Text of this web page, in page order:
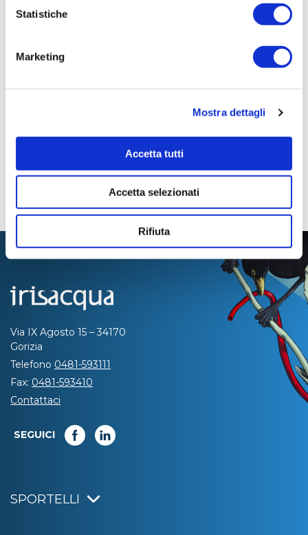
Statistiche
Marketing
Mostra dettagli
Accetta tutti
Accetta selezionati
Rifiuta
Pagina aggiornata il 21/12/2023
Via IX Agosto 15 – 34170
Gorizia
Telefono 0481-593111
Fax: 0481-593410
Contattaci
SEGUICI
SPORTELLI